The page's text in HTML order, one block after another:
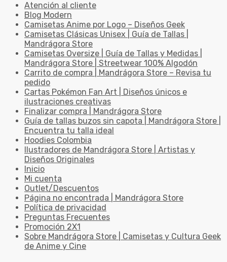
Atención al cliente
Blog Modern
Camisetas Anime por Logo – Diseños Geek
Camisetas Clásicas Unisex | Guía de Tallas |
Mandrágora Store
Camisetas Oversize | Guía de Tallas y Medidas |
Mandrágora Store | Streetwear 100% Algodón
Carrito de compra | Mandrágora Store – Revisa tu
pedido
Cartas Pokémon Fan Art | Diseños únicos e
ilustraciones creativas
Finalizar compra | Mandrágora Store
Guía de tallas buzos sin capota | Mandrágora Store |
Encuentra tu talla ideal
Hoodies Colombia
Ilustradores de Mandrágora Store | Artistas y
Diseños Originales
Inicio
Mi cuenta
Outlet/Descuentos
Página no encontrada | Mandrágora Store
Política de privacidad
Preguntas Frecuentes
Promoción 2X1
Sobre Mandrágora Store | Camisetas y Cultura Geek
de Anime y Cine